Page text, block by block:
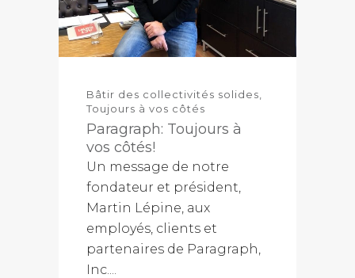
Bâtir des collectivités solides
Toujours à vos côtés
Paragraph: Toujours à
vos côtés!
Un message de notre
fondateur et président,
Martin Lépine, aux
employés, clients et
partenaires de Paragraph,
Inc....